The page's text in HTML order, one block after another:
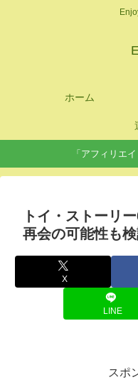
ホーム
「アフィリエ
トイ・ストーリ
再会の可能性も
X
LINE
スポ